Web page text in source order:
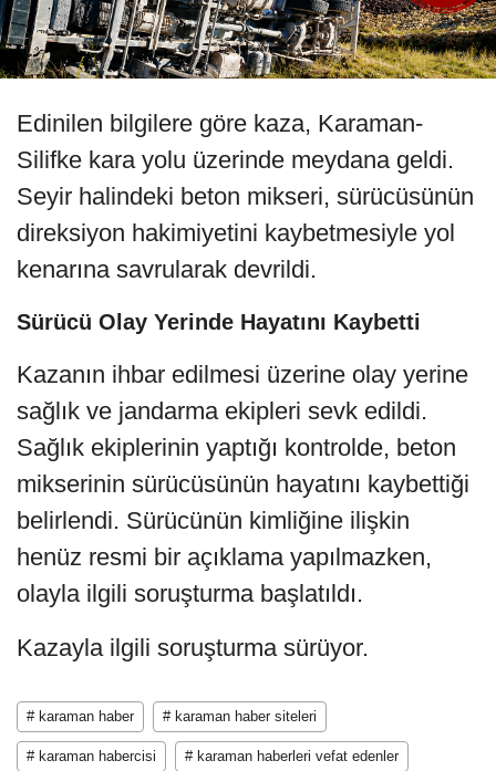
Edinilen bilgilere göre kaza, Karaman-
Silifke kara yolu üzerinde meydana geldi.
Seyir halindeki beton mikseri, sürücüsünün
direksiyon hakimiyetini kaybetmesiyle yol
kenarına savrularak devrildi.
Sürücü Olay Yerinde Hayatını Kaybetti
Kazanın ihbar edilmesi üzerine olay yerine
sağlık ve jandarma ekipleri sevk edildi.
Sağlık ekiplerinin yaptığı kontrolde, beton
mikserinin sürücüsünün hayatını kaybettiği
belirlendi. Sürücünün kimliğine ilişkin
henüz resmi bir açıklama yapılmazken,
olayla ilgili soruşturma başlatıldı.
Kazayla ilgili soruşturma sürüyor.
# karaman haber # karaman haber siteleri
# karaman habercisi # karaman haberleri vefat edenler